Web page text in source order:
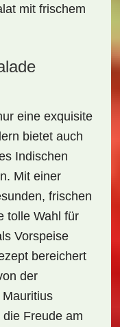
mit frischem
eine exquisite
bietet auch
Indischen
Mit einer
frischen
tolle Wahl für
Vorspeise
bereichert
der
Freude am